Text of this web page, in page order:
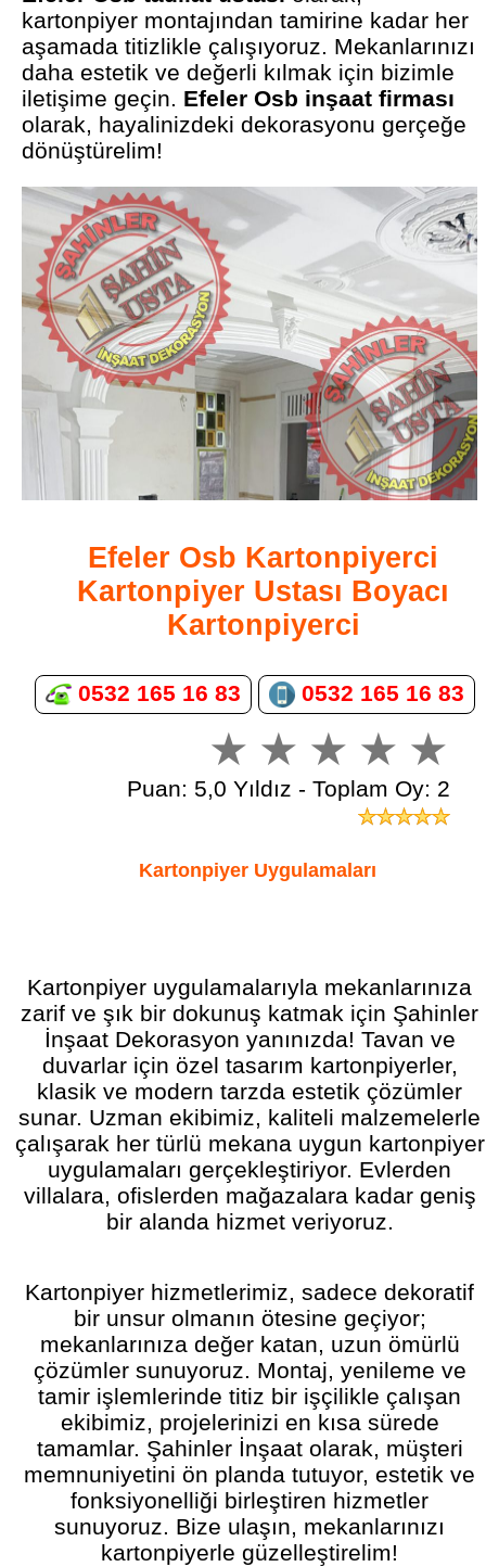
kartonpiyer montajından tamirine kadar her
aşamada titizlikle çalışıyoruz. Mekanlarınızı
daha estetik ve değerli kılmak için bizimle
iletişime geçin. Efeler Osb inşaat firması
olarak, hayalinizdeki dekorasyonu gerçeğe
dönüştürelim!
Efeler Osb Kartonpiyerci
Kartonpiyer Ustası Boyacı
Kartonpiyerci
0532 165 16 83 0532 165 16 83
Puan: 5,0 Yıldız - Toplam Oy: 2
Kartonpiyer Uygulamaları
Kartonpiyer uygulamalarıyla mekanlarınıza
zarif ve şık bir dokunuş katmak için Şahinler
İnşaat Dekorasyon yanınızda! Tavan ve
duvarlar için özel tasarım kartonpiyerler,
klasik ve modern tarzda estetik çözümler
sunar. Uzman ekibimiz, kaliteli malzemelerle
çalışarak her türlü mekana uygun kartonpiyer
uygulamaları gerçekleştiriyor. Evlerden
villalara, ofislerden mağazalara kadar geniş
bir alanda hizmet veriyoruz.
Kartonpiyer hizmetlerimiz, sadece dekoratif
bir unsur olmanın ötesine geçiyor;
mekanlarınıza değer katan, uzun ömürlü
çözümler sunuyoruz. Montaj, yenileme ve
tamir işlemlerinde titiz bir işçilikle çalışan
ekibimiz, projelerinizi en kısa sürede
tamamlar. Şahinler İnşaat olarak, müşteri
memnuniyetini ön planda tutuyor, estetik ve
fonksiyonelliği birleştiren hizmetler
sunuyoruz. Bize ulaşın, mekanlarınızı
kartonpiyerle güzelleştirelim!